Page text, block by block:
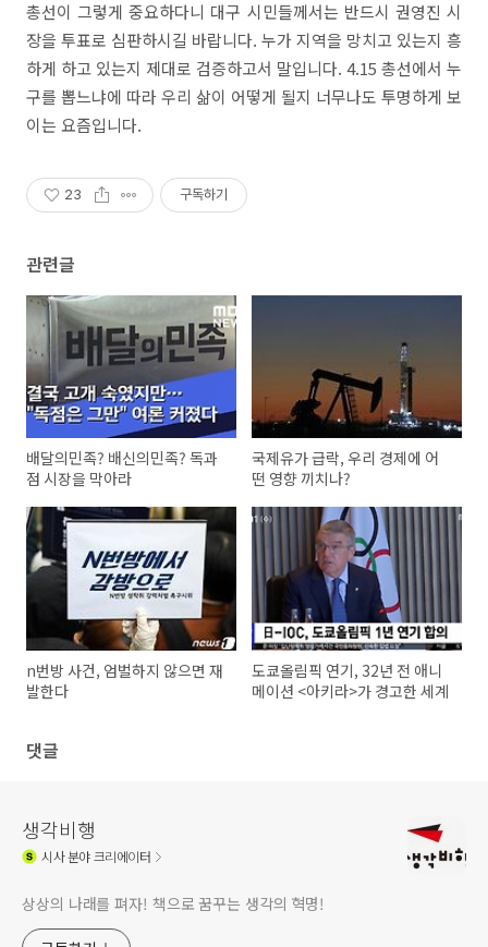
총선이 그렇게 중요하다니 대구 시민들께서는 반드시 권영진 시
장을 투표로 심판하시길 바랍니다. 누가 지역을 망치고 있는지 흥
하게 하고 있는지 제대로 검증하고서 말입니다. 4.15 총선에서 누
구를 뽑느냐에 따라 우리 삶이 어떻게 될지 너무나도 투명하게 보
이는 요즘입니다.
23 구독하기
관련글
배달의민족? 배신의민족? 독과
점 시장을 막아라
국제유가 급락, 우리 경제에 어
떤 영향 끼치나?
n번방 사건, 엄벌하지 않으면 재
발한다
도쿄올림픽 연기, 32년 전 애니
메이션 <아키라>가 경고한 세계
댓글
생각비행
시사분야 크리에이터
상상의 나래를 펴자! 책으로 꿈꾸는 생각의 혁명!